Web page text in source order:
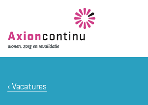
Vacatures